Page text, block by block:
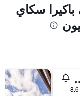
سكاي
تاناو